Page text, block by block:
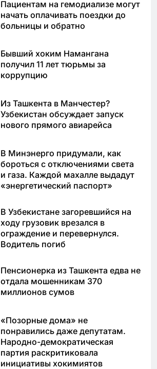
Пациентам на гемодиализе могут
начать оплачивать поездки до
больницы и обратно
Бывший хоким Намангана
получил 11 лет тюрьмы за
коррупцию
Из Ташкента в Манчестер?
Узбекистан обсуждает запуск
нового прямого авиарейса
В Минэнерго придумали, как
бороться с отключениями света
и газа. Каждой махалле выдадут
«энергетический паспорт»
В Узбекистане загоревшийся на
ходу грузовик врезался в
ограждение и перевернулся.
Водитель погиб
Пенсионерка из Ташкента едва не
отдала мошенникам 370
миллионов сумов
«Позорные дома» не
понравились даже депутатам.
Народно-демократическая
партия раскритиковала
инициативы хокимиятов